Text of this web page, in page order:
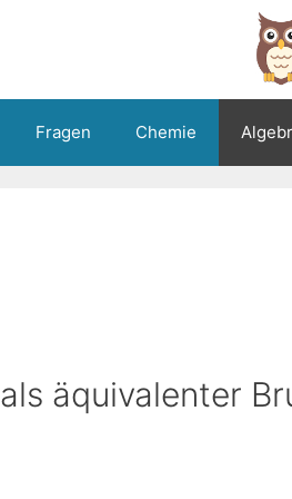
Fragen Chemie
als äquivalenter